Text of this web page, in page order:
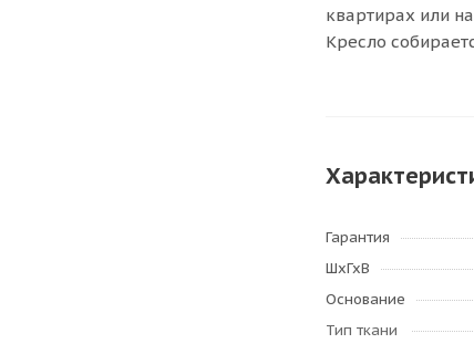
квартирах или
Кресло
Гарантия
ШхГхВ
Основание
Тип ткани